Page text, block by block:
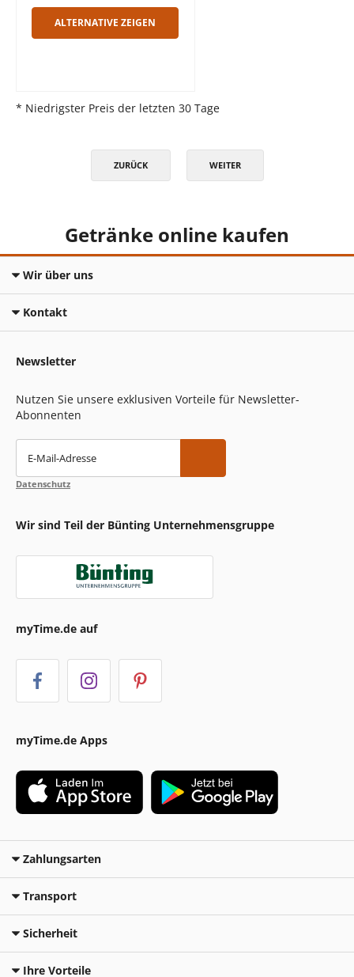
ALTERNATIVE ZEIGEN
* Niedrigster Preis der letzten 30 Tage
ZURÜCK WEITER
Getränke online kaufen
Wir über uns
Kontakt
Newsletter
Nutzen Sie unsere exklusiven Vorteile für Newsletter-
Abonnenten
E-Mail-Adresse
Datenschutz
Wir sind Teil der Bünting Unternehmensgruppe
myTime.de auf
myTime.de Apps
Zahlungsarten
Transport
Sicherheit
Ihre Vorteile